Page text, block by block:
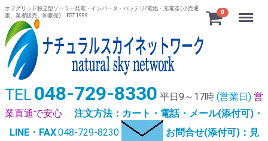
オフグリッド独立型ソーラー発電・インバータ・バッテリ/電池・充電器 (小売通
販、業者販売、卸販売) EST.1999
0 Menu
TEL 048-729-8330 平日9～17時 (営業日) 営
業直通で安心
注文方法：カート・電話・メール(添付可)・
LINE・FAX:048-729-8230
お問合せ(添付可)：見